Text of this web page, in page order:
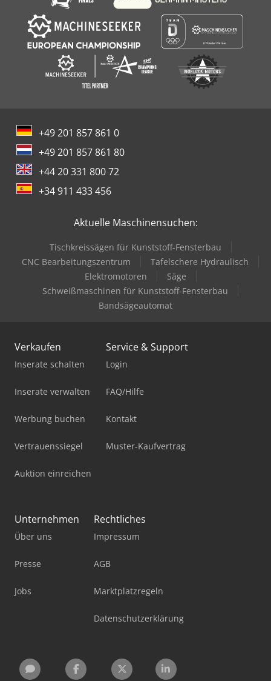
+49 201 857 861 0
+49 201 857 861 80
+44 20 331 800 72
+34 911 433 456
Aktuelle Maschinensuchen:
Tischkreissägen für Kunststoff-Fensterbau
CNC Bearbeitungszentrum
Tafelschere Hydraulisch
Elektromotoren
Säge
Schweißmaschinen für Kunststoff-Fensterbau
Bandsägeautomat
Verkaufen
Inserate schalten
Inserate verwalten
Werbung buchen
Vertrauenssiegel
Auktion einreichen
Service & Support
Login
FAQ/Hilfe
Kontakt
Muster-Kaufvertrag
Unternehmen
Über uns
Presse
Jobs
Rechtliches
Impressum
AGB
Marktplatzregeln
Datenschutzerklärung